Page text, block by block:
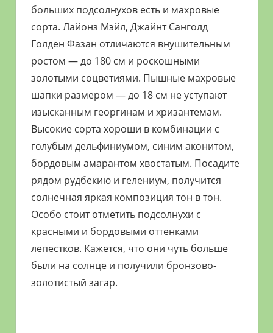
больших подсолнухов есть и махровые
сорта. Лайонз Мэйл, Джайнт Санголд
Голден Фазан отличаются внушительным
ростом — до 180 см и роскошными
золотыми соцветиями. Пышные махровые
шапки размером — до 18 см не уступают
изысканным георгинам и хризантемам.
Высокие сорта хороши в комбинации с
голубым дельфиниумом, синим аконитом,
бордовым амарантом хвостатым. Посадите
рядом рудбекию и гелениум, получится
солнечная яркая композиция тон в тон.
Особо стоит отметить подсолнухи с
красными и бордовыми оттенками
лепестков. Кажется, что они чуть больше
были на солнце и получили бронзово-
золотистый загар.